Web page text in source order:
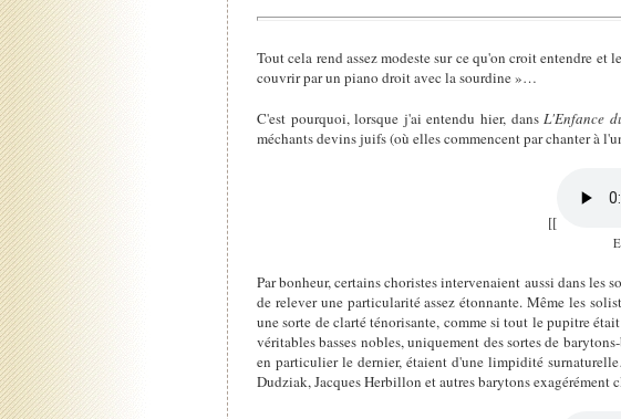
Tout cela rend assez modeste sur ce qu'on croit entendre
couvrir par un piano droit avec la sourdine »…
C'est pourquoi, lorsque j'ai entendu hier, dansL'Enfance
méchants devins juifs (où elles commencent par chanter à
[[
Par bonheur, certains choristes intervenaient aussi dans les
de relever une particularité assez étonnante. Même les
une sorte de clarté ténorisante, comme si tout le pupitre
véritables basses nobles, uniquement des sortes de
en particulier le dernier, étaient d'une limpidité
Dudziak, Jacques Herbillon et autres barytons